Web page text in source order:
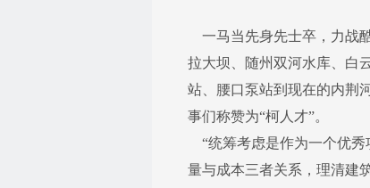
一马当先身先士卒，力战
拉大坝、随州双河水库、白
站、腰口泵站到现在的内荆
事们称赞为“柯人才”。
“统筹考虑是作为一个优秀
量与成本三者关系，理清建